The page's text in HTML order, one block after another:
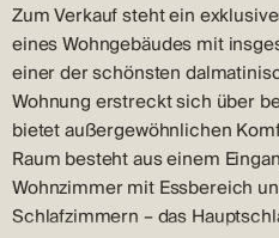
Zum Verkauf steht ein
eines Wohngebäudes mit
einer der schönsten
Wohnung erstreckt sich über
bietet außergewöhnlichen
Raum besteht aus einem
Wohnzimmer mit Essbereich
Schlafzimmern – das